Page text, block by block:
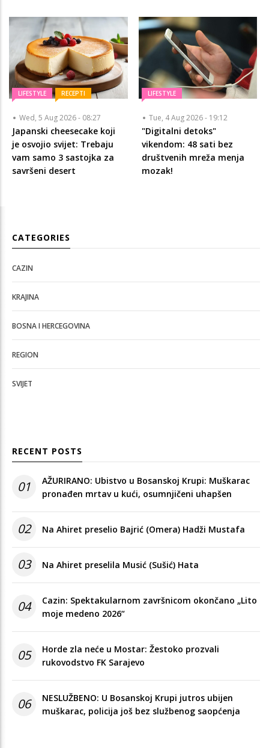
LIFESTYLE RECEPTI
Wed, 5 Aug 2026 - 08:27
Japanski cheesecake koji
je osvojio svijet: Trebaju
vam samo 3 sastojka za
savršeni desert
LIFESTYLE
Tue, 4 Aug 2026 - 19:12
"Digitalni detoks"
vikendom: 48 sati bez
društvenih mreža menja
mozak!
CATEGORIES
CAZIN
KRAJINA
BOSNA I HERCEGOVINA
REGION
SVIJET
RECENT POSTS
01
AŽURIRANO: Ubistvo u Bosanskoj Krupi: Muškarac
pronađen mrtav u kući, osumnjičeni uhapšen
02 Na Ahiret preselio Bajrić (Omera) Hadži Mustafa
03 Na Ahiret preselila Musić (Sušić) Hata
04
Cazin: Spektakularnom završnicom okončano „Lito
moje medeno 2026“
05
Horde zla neće u Mostar: Žestoko prozvali
rukovodstvo FK Sarajevo
06
NESLUŽBENO: U Bosanskoj Krupi jutros ubijen
muškarac, policija još bez službenog saopćenja